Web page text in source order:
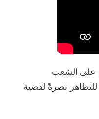
على الشعب
نصرةً لقضية